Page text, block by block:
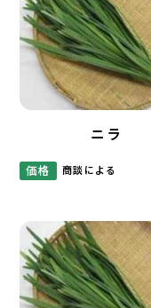
ニラ
価格 商談による